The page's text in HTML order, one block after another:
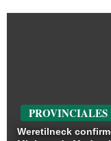
PROVINCIALES
Weretilneck